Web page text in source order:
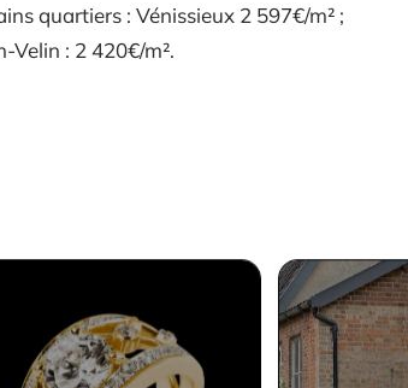
quartiers : Vénissieux 2 597€/m² ;
Velin : 2 420€/m².